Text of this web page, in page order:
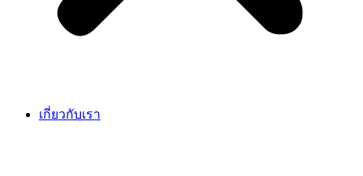
เกี่ยวกับเรา